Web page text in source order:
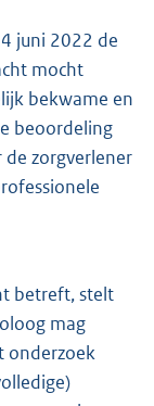
juni 2022 de
mocht
bekwame en
beoordeling
zorgverlener
betreft, stelt
mag
onderzoek